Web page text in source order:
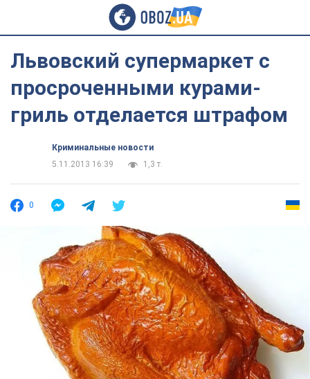
Львовский супермаркет с
просроченными курами-
гриль отделается штрафом
Криминальные новости
5.11.2013 16:39
1,3 т.
0